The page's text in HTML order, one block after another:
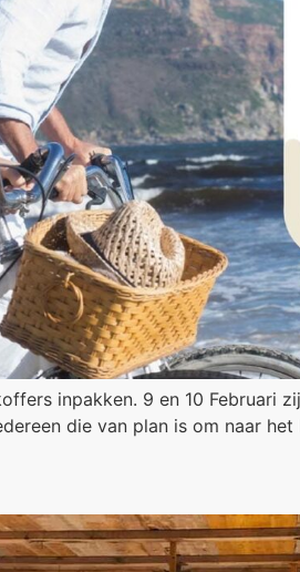
inpakken. 9 en 10 Februari
die van plan is om naar